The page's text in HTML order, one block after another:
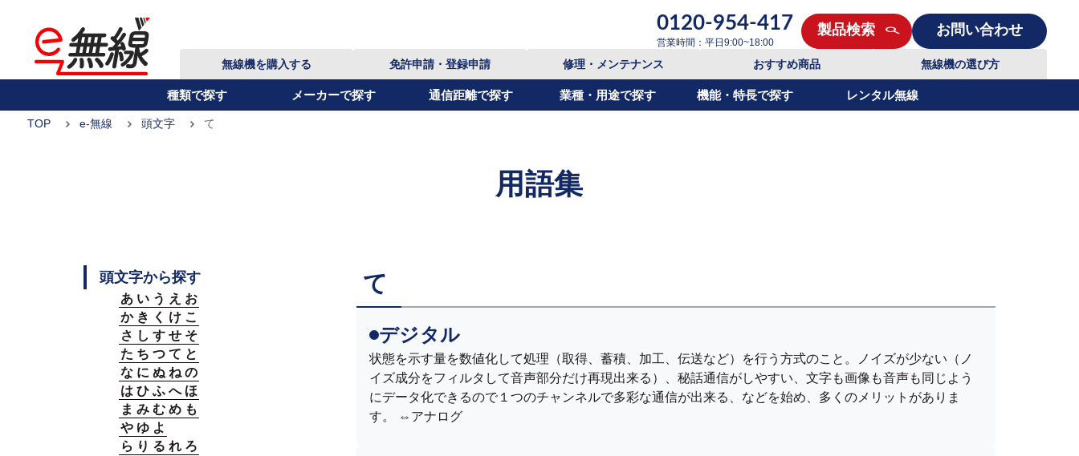
0120-954-417
営業時間：平日9:00~18:00
製品検索 お問い合わせ
無線機を購入する 免許申請・登録申請 修理・メンテナンス おすすめ商品 無線機の選び方
種類で探す メーカーで探す 通信距離で探す 業種・用途で探す 機能・特長で探す レンタル無線
TOP e-無線 頭文字 て
用語集
頭文字から探す
あ い う え お
か き く け こ
さ し す せ そ
た ち つ て と
な に ぬ ね の
は ひ ふ へ ほ
ま み む め も
や ゆ よ
ら り る れ ろ
て
デジタル
状態を示す量を数値化して処理（取得、蓄積、加工、伝送など）を行う方式のこと。ノイズが少ない（ノ
イズ成分をフィルタして音声部分だけ再現出来る）、秘話通信がしやすい、文字も画像も音声も同じよう
にデータ化できるので１つのチャンネルで多彩な通信が出来る、などを始め、多くのメリットがありま
す。 ⇔アナログ